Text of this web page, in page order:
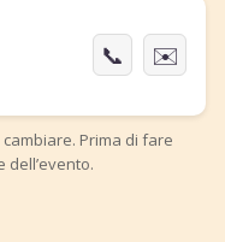
📞 ✉️
Prima di fare
dell’evento.